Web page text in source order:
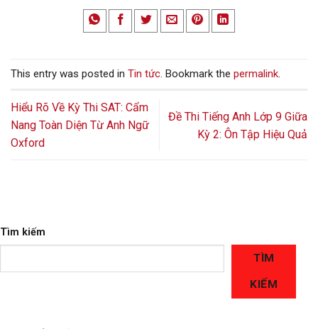
This entry was posted in Tin tức. Bookmark the permalink.
Hiểu Rõ Về Kỳ Thi SAT: Cẩm
Nang Toàn Diện Từ Anh Ngữ
Oxford
Đề Thi Tiếng Anh Lớp 9 Giữa
Kỳ 2: Ôn Tập Hiệu Quả
Tìm kiếm
TÌM
KIẾM